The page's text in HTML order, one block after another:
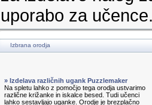
uporabo za
Izbrana orodja
» Izdelava različnih ugank Puzzlemaker
Na spletu lahko z pomočjo tega orodja ustvarimo
različne križanke in iskalce besed. Tudi učenci
lahko sestavljajo uganke. Orodje je brezplačno